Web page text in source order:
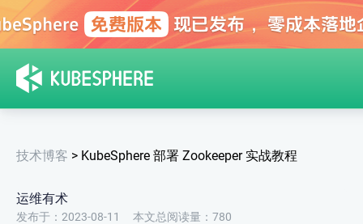
技术博客 > KubeSphere 部署 Zookeeper 实战教程
运维有术
发布于：2023-08-11 本文总阅读量： 780